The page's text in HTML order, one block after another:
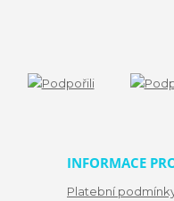
INFORMACE
Platební